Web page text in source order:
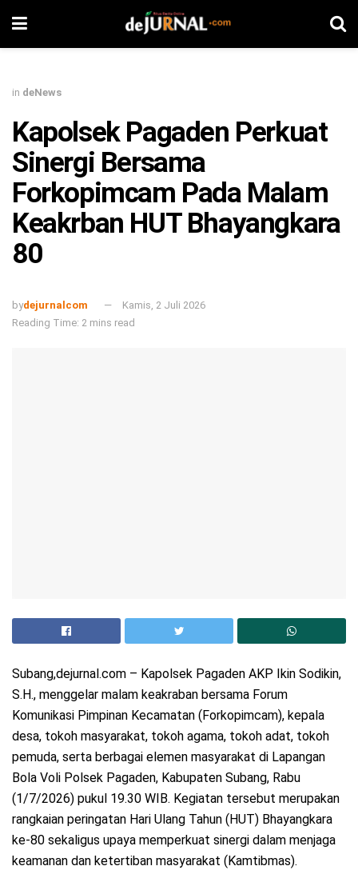
in deNews
Kapolsek Pagaden Perkuat
Sinergi Bersama
Forkopimcam Pada Malam
Keakrban HUT Bhayangkara
80
bydejurnalcom
Kamis, 2 Juli 2026
Reading Time: 2 mins read
Subang,dejurnal.com – Kapolsek Pagaden AKP Ikin Sodikin,
S.H., menggelar malam keakraban bersama Forum
Komunikasi Pimpinan Kecamatan (Forkopimcam), kepala
desa, tokoh masyarakat, tokoh agama, tokoh adat, tokoh
pemuda, serta berbagai elemen masyarakat di Lapangan
Bola Voli Polsek Pagaden, Kabupaten Subang, Rabu
(1/7/2026) pukul 19.30 WIB. Kegiatan tersebut merupakan
rangkaian peringatan Hari Ulang Tahun (HUT) Bhayangkara
ke-80 sekaligus upaya memperkuat sinergi dalam menjaga
keamanan dan ketertiban masyarakat (Kamtibmas).